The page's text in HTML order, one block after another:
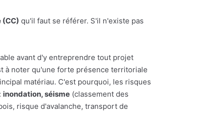
(CC) qu'il faut se référer. S'il n'existe pas
avant d'y entreprendre tout projet
à noter qu'une forte présence territoriale
matériau. C'est pourquoi, les risques
inondation, séisme (classement des
risque d'avalanche, transport de